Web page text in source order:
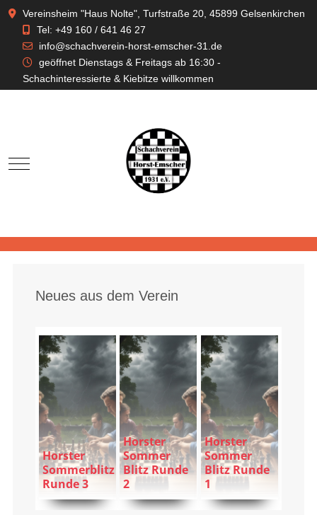
Vereinsheim "Haus Nolte", Turfstraße 20, 45899 Gelsenkirchen
Tel: +49 160 / 641 46 27
info@schachverein-horst-emscher-31.de
geöffnet Dienstags & Freitags ab 16:30 -
Schachinteressierte & Kiebitze willkommen
Mobile Menu Toggle
Neues aus dem Verein
Horster
Sommerblitz
Runde 3
Horster
Sommer
Blitz Runde
2
Horster
Sommer
Blitz Runde
1